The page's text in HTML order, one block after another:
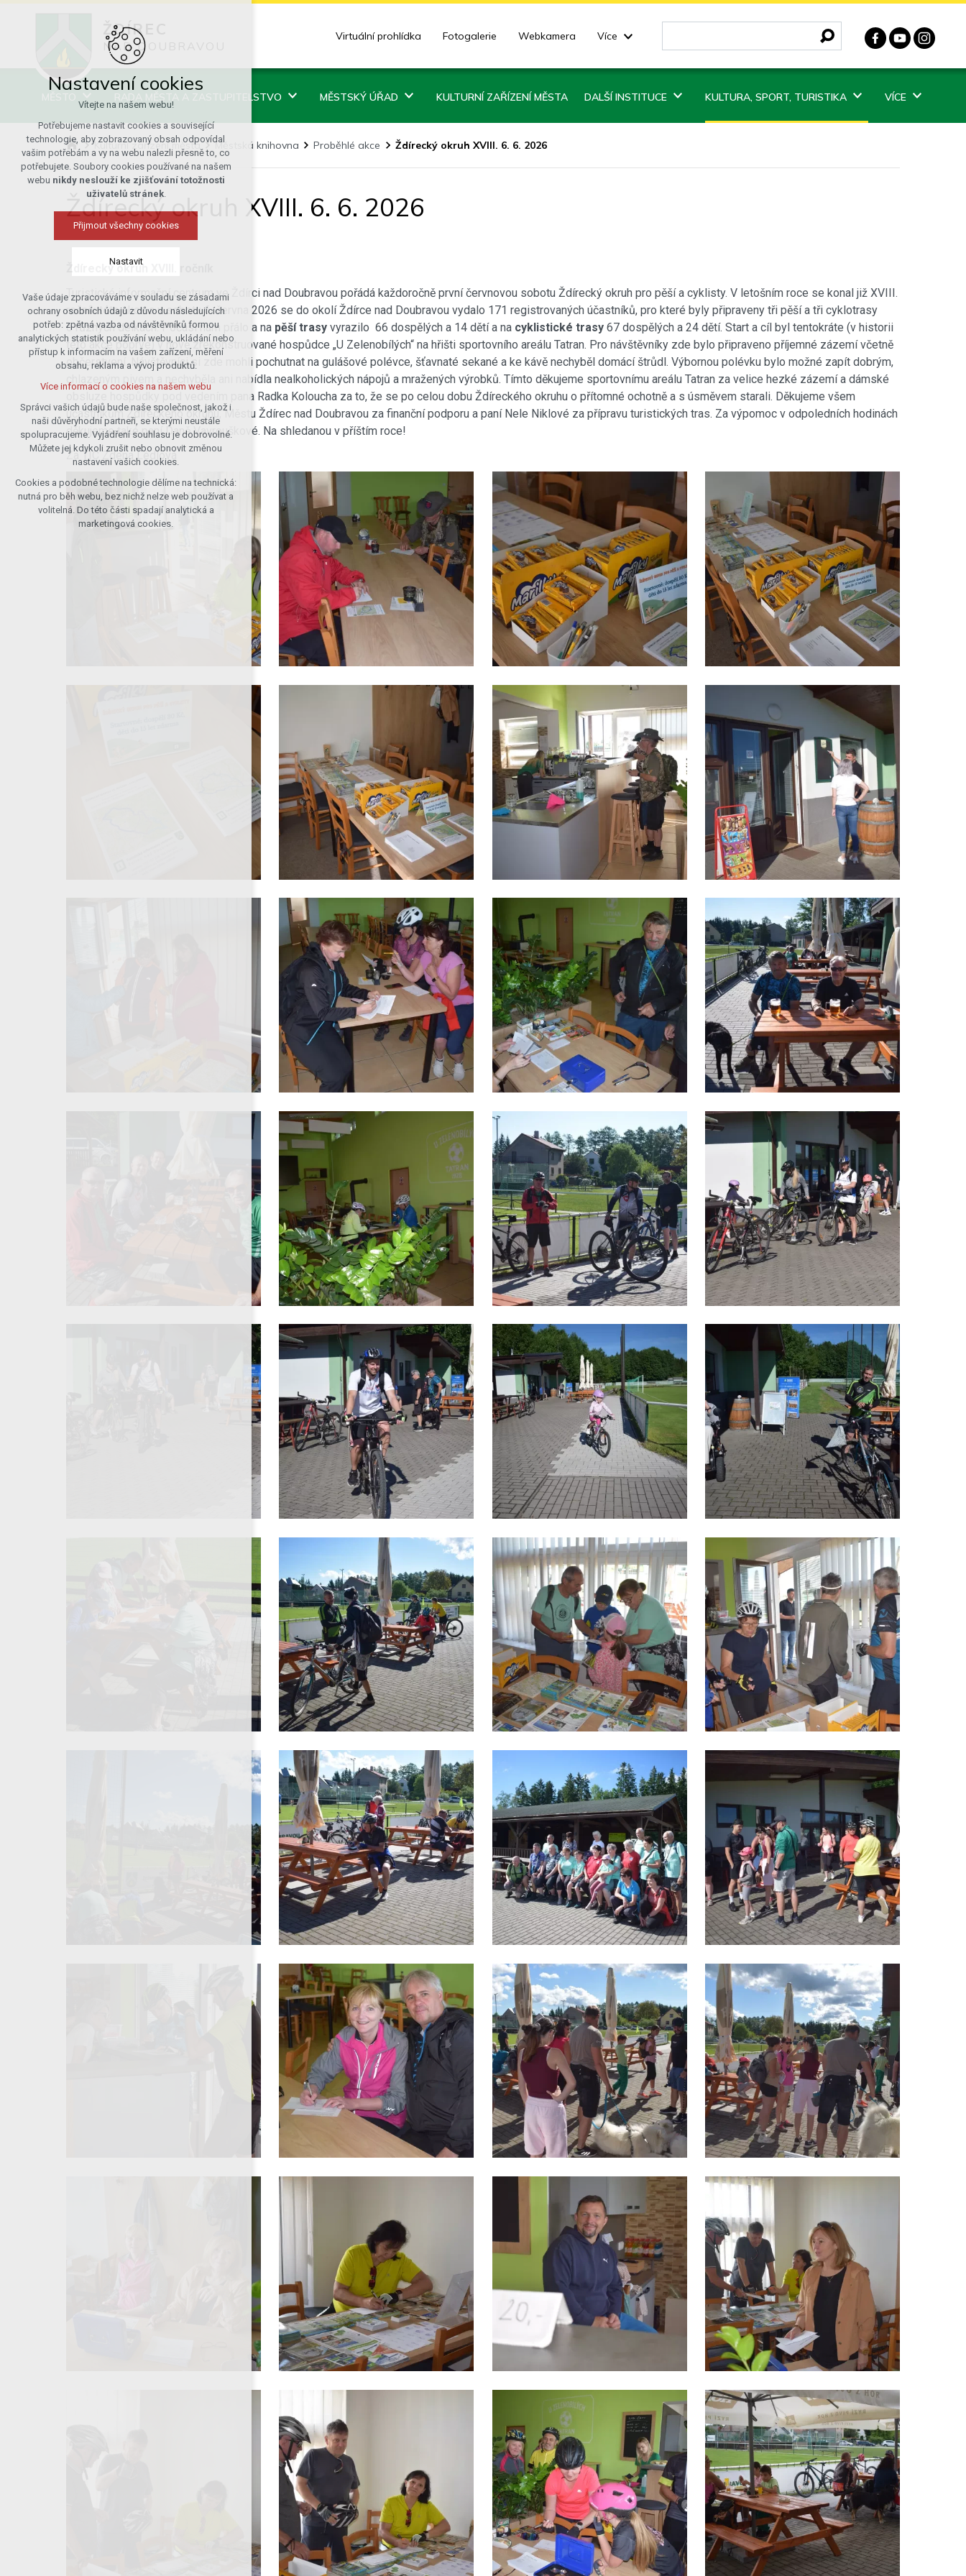
ŽDÍREC
NAD DOUBRAVOU
Virtuální prohlídka Fotogalerie Webkamera Více
RADA MĚSTA A ZASTUPITELSTVO MĚSTSKÝ ÚŘAD KULTURNÍ ZAŘÍZENÍ MĚSTA DALŠÍ INSTITUCE KULTURA, SPORT, TURISTIKA VÍCE
Kulturní zařízení města Městská knihovna Proběhlé akce Ždírecký okruh XVIII. 6. 6. 2026
Ždírecký okruh XVIII. 6. 6. 2026
Ždírecký okruh XVIII. ročník
Turistické informační centrum ve Ždírci nad Doubravou pořádá každoročně první červnovou sobotu Ždírecký okruh pro pěší a cyklisty. V letošním roce se konal již XVIII.
ročník této akce a v sobotu 6. června 2026 se do okolí Ždírce nad Doubravou vydalo 171 registrovaných účastníků, pro které byly připraveny tři pěší a tři cyklotrasy
o různých délkách. Počasí nám přálo a na pěší trasy vyrazilo 66 dospělých a 14 dětí a na cyklistické trasy 67 dospělých a 24 dětí. Start a cíl byl tentokráte (v historii
této akce poprvé) v nově zrekonstruované hospůdce „U Zelenobílých“ na hřišti sportovního areálu Tatran. Pro návštěvníky zde bylo připraveno příjemné zázemí včetně
občerstvení. Návštěvníci si zde mohli pochutnat na gulášové polévce, šťavnaté sekané a ke kávě nechyběl domácí štrůdl. Výbornou polévku bylo možné zapít dobrým,
chlazeným pivem a nechyběla ani nabídla nealkoholických nápojů a mražených výrobků. Tímto děkujeme sportovnímu areálu Tatran za velice hezké zázemí a dámské
obsluze hospůdky pod vedením pana Radka Koloucha za to, že se po celou dobu Ždíreckého okruhu o přítomné ochotně a s úsměvem starali. Děkujeme všem
účastníkům Ždíreckého okruhu, Městu Ždírec nad Doubravou za finanční podporu a paní Nele Niklové za přípravu turistických tras. Za výpomoc v odpoledních hodinách
děkujeme také paní Daně Vavrouškové. Na shledanou v příštím roce!
Za TIC Zdena Lédlová
Nastavení cookies
Vítejte na našem webu!
Potřebujeme nastavit cookies a související
technologie, aby zobrazovaný obsah odpovídal
vašim potřebám a vy na webu nalezli přesně to, co
potřebujete. Soubory cookies používané na našem
webu nikdy neslouží ke zjišťování totožnosti
uživatelů stránek.
Přijmout všechny cookies
Nastavit
Technická cookies
nutná pro provozování webu
udržení kontextu stránek (session):
případná přihlášení, volby jazyka, apod.
Volitelná cookies
analytická pro anonymizované
vyhodnocení návštěvnosti
marketingová cookies (Google)
Více informací o cookies na našem webu
Přijmout všechny cookies
Odmítnout vše
Vaše údaje zpracováváme v souladu se zásadami
ochrany osobních údajů z důvodu následujících
potřeb: zpětná vazba od návštěvníků formou
analytických statistik používání webu, ukládání nebo
přístup k informacím na vašem zařízení, měření
obsahu, reklama a vývoj produktů.
Více informací o cookies na našem webu
Správci vašich údajů bude naše společnost, jakož i
naši důvěryhodní partneři, se kterými neustále
spolupracujeme. Vyjádření souhlasu je dobrovolné.
Můžete jej kdykoli zrušit nebo obnovit změnou
nastavení vašich cookies.
Cookies a podobné technologie dělíme na technická:
nutná pro běh webu, bez nichž nelze web používat a
volitelná. Do této části spadají analytická a
marketingová cookies.